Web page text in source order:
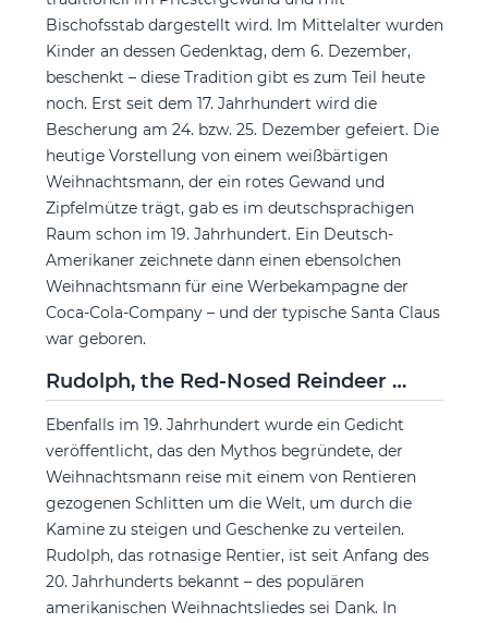
Bischofsstab dargestellt wird. Im Mittelalter wurden
Kinder an dessen Gedenktag, dem 6. Dezember,
beschenkt – diese Tradition gibt es zum Teil heute
noch. Erst seit dem 17. Jahrhundert wird die
Bescherung am 24. bzw. 25. Dezember gefeiert. Die
heutige Vorstellung von einem weißbärtigen
Weihnachtsmann, der ein rotes Gewand und
Zipfelmütze trägt, gab es im deutschsprachigen
Raum schon im 19. Jahrhundert. Ein Deutsch-
Amerikaner zeichnete dann einen ebensolchen
Weihnachtsmann für eine Werbekampagne der
Coca-Cola-Company – und der typische Santa Claus
war geboren.
Rudolph, the Red-Nosed Reindeer …
Ebenfalls im 19. Jahrhundert wurde ein Gedicht
veröffentlicht, das den Mythos begründete, der
Weihnachtsmann reise mit einem von Rentieren
gezogenen Schlitten um die Welt, um durch die
Kamine zu steigen und Geschenke zu verteilen.
Rudolph, das rotnasige Rentier, ist seit Anfang des
20. Jahrhunderts bekannt – des populären
amerikanischen Weihnachtsliedes sei Dank. In